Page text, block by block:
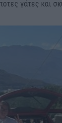
γάτες και